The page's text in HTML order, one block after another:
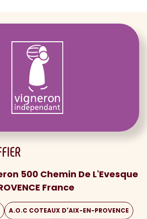
500 Chemin De L'Evesque
France
A.O.C COTEAUX D'AIX-EN-PROVENCE